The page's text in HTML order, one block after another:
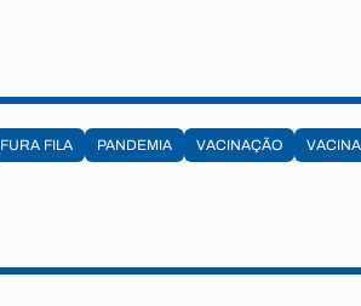
FURA FILA PANDEMIA VACINAÇÃO